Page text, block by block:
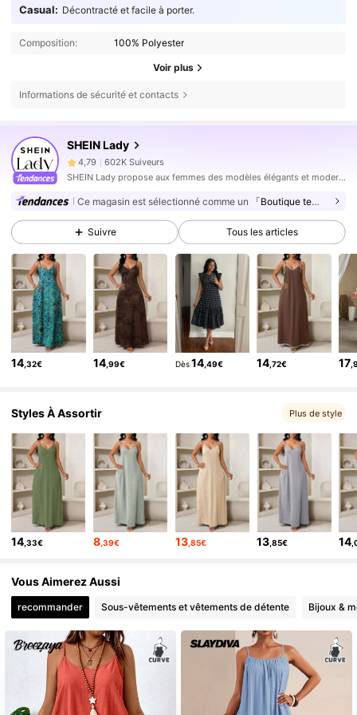
Casual: Décontracté et facile à porter.
Composition: 100% Polyester
Voir plus
Informations de sécurité et contacts
SHEIN Lady
4,79 602K Suiveurs
4,79 602K Suiveurs
4,79 602K Suiveurs
602K Suiveurs
4,79 602K Suiveurs
4,79 602K Suiveurs
SHEIN Lady propose aux femmes des modèles élégants et modernes.
Ce magasin est sélectionné comme un 「Boutique tendance」
Suivre Tous les articles
14 ,32€ 14 ,99€ Dès14 ,49€ 14 ,72€ 17
Styles À Assortir Plus de style
14 ,33€ 8 ,39€ 13,85€ 13 ,85€ 14
Vous Aimerez Aussi
recommander Sous-vêtements et vêtements de détente Bijoux &